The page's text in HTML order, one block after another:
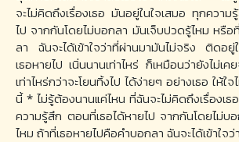
จะไม่คิดถึงเรื่องเธอ มันอยู่ในใจเสมอ ทุกควา
ไป จากกันโดยไม่บอกลา มันเจ็บปวดรู้ไหม หรือ
ลา ฉันจะได้เข้าใจว่าที่ผ่านมามันไม่จริง ติดอยู่
เธอหายไป เนิ่นนานเท่าไหร่ ก็เหมือนว่ายังไม่เค
เท่าไหร่กว่าจะโยนทิ้งไป ได้ง่ายๆ อย่างเธอ ให้ใ
นี้ * ไม่รู้ต้องนานแค่ไหน ที่ฉันจะไม่คิดถึงเรื่องเธ
ความรู้สึก ตอนที่เธอได้หายไป จากกันโดยไม่บ
ไหม ถ้าที่เธอหายไปคือคำบอกลา ฉันจะได้เข้าใจ